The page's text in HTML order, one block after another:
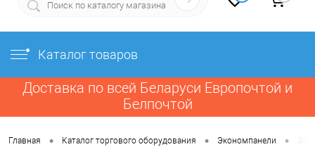
Каталог товаров
Доставка по всей Беларуси Европочтой и
Белпочтой
Главная • Каталог торгового оборудования • Экономпанели •